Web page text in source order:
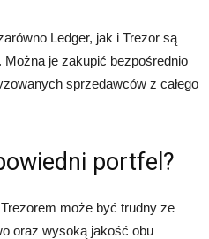
Ledger, jak i Trezor są
je zakupić bezpośrednio
sprzedawców z całego
portfel?
może być trudny ze
oraz wysoką jakość obu